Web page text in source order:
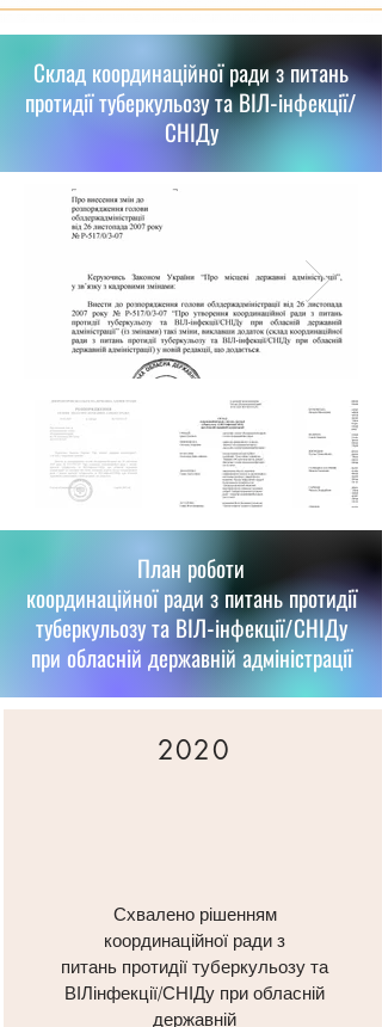
Склад координаційної ради з питань
протидії туберкульозу та ВІЛ-інфекції/
СНІДу
План роботи
координаційної ради з питань протидії
туберкульозу та ВІЛ-інфекції/СНІДу
при обласній державній адміністрації
2020
Схвалено рішенням
координаційної ради з
питань протидії туберкульозу та
ВІЛінфекції/СНІДу при обласній
державній